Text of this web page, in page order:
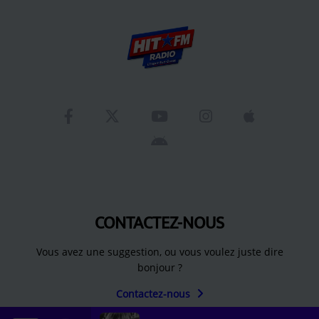
CONTACTEZ-NOUS
Vous avez une suggestion, ou vous voulez juste dire
bonjour ?
Contactez-nous